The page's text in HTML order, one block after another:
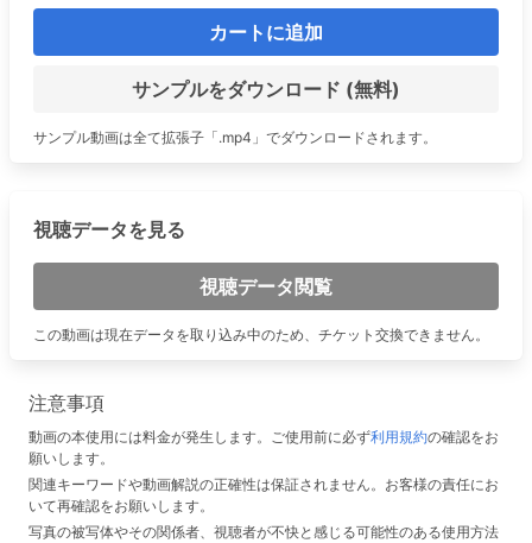
カートに追加
サンプルをダウンロード (無料)
サンプル動画は全て拡張子「.mp4」でダウンロードされます。
視聴データを見る
視聴データ閲覧
この動画は現在データを取り込み中のため、チケット交換できません。
注意事項
動画の本使用には料金が発生します。ご使用前に必ず利用規約の確認をお
願いします。
関連キーワードや動画解説の正確性は保証されません。お客様の責任にお
いて再確認をお願いします。
写真の被写体やその関係者、視聴者が不快と感じる可能性のある使用方法